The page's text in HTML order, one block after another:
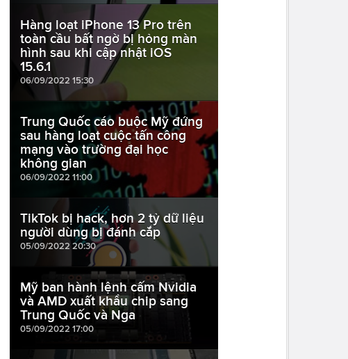
Hàng loạt iPhone 13 Pro trên
toàn cầu bất ngờ bị hỏng màn
hình sau khi cập nhật iOS
15.6.1
06/09/2022 15:30
Trung Quốc cáo buộc Mỹ đứng
sau hàng loạt cuộc tấn công
mạng vào trường đại học
không gian
06/09/2022 11:00
TikTok bị hack, hơn 2 tỷ dữ liệu
người dùng bị đánh cắp
05/09/2022 20:30
Mỹ ban hành lệnh cấm Nvidia
và AMD xuất khẩu chip sang
Trung Quốc và Nga
05/09/2022 17:00